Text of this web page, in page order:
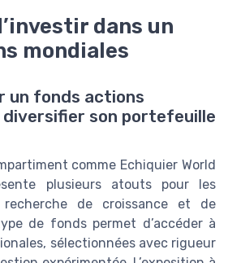
dans un
mondiales
un fonds actions
diversifier son portefeuille
comme Echiquier World
plusieurs atouts pour les
de croissance et de
de fonds permet d’accéder à
sélectionnées avec rigueur